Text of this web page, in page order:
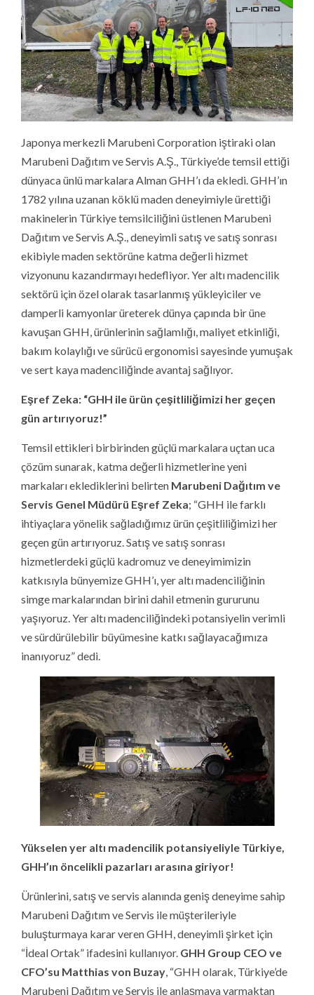
Japonya merkezli Marubeni Corporation iştiraki olan
Marubeni Dağıtım ve Servis A.Ş., Türkiye’de temsil ettiği
dünyaca ünlü markalara Alman GHH’ı da ekledi. GHH’ın
1782 yılına uzanan köklü maden deneyimiyle ürettiği
makinelerin Türkiye temsilciliğini üstlenen Marubeni
Dağıtım ve Servis A.Ş., deneyimli satış ve satış sonrası
ekibiyle maden sektörüne katma değerli hizmet
vizyonunu kazandırmayı hedefliyor. Yer altı madencilik
sektörü için özel olarak tasarlanmış yükleyiciler ve
damperli kamyonlar üreterek dünya çapında bir üne
kavuşan GHH, ürünlerinin sağlamlığı, maliyet etkinliği,
bakım kolaylığı ve sürücü ergonomisi sayesinde yumuşak
ve sert kaya madenciliğinde avantaj sağlıyor.
Eşref Zeka: “GHH ile ürün çeşitliliğimizi her geçen
gün artırıyoruz!”
Temsil ettikleri birbirinden güçlü markalara uçtan uca
çözüm sunarak, katma değerli hizmetlerine yeni
markaları eklediklerini belirten Marubeni Dağıtım ve
Servis Genel Müdürü Eşref Zeka; “GHH ile farklı
ihtiyaçlara yönelik sağladığımız ürün çeşitliliğimizi her
geçen gün artırıyoruz. Satış ve satış sonrası
hizmetlerdeki güçlü kadromuz ve deneyimimizin
katkısıyla bünyemize GHH’ı, yer altı madenciliğinin
simge markalarından birini dahil etmenin gururunu
yaşıyoruz. Yer altı madenciliğindeki potansiyelin verimli
ve sürdürülebilir büyümesine katkı sağlayacağımıza
inanıyoruz” dedi.
Yükselen yer altı madencilik potansiyeliyle Türkiye,
GHH’ın öncelikli pazarları arasına giriyor!
Ürünlerini, satış ve servis alanında geniş deneyime sahip
Marubeni Dağıtım ve Servis ile müşterileriyle
buluşturmaya karar veren GHH, deneyimli şirket için
“İdeal Ortak” ifadesini kullanıyor. GHH Group CEO ve
CFO’su Matthias von Buzay , “GHH olarak, Türkiye’de
Marubeni Dağıtım ve Servis ile anlaşmaya varmaktan